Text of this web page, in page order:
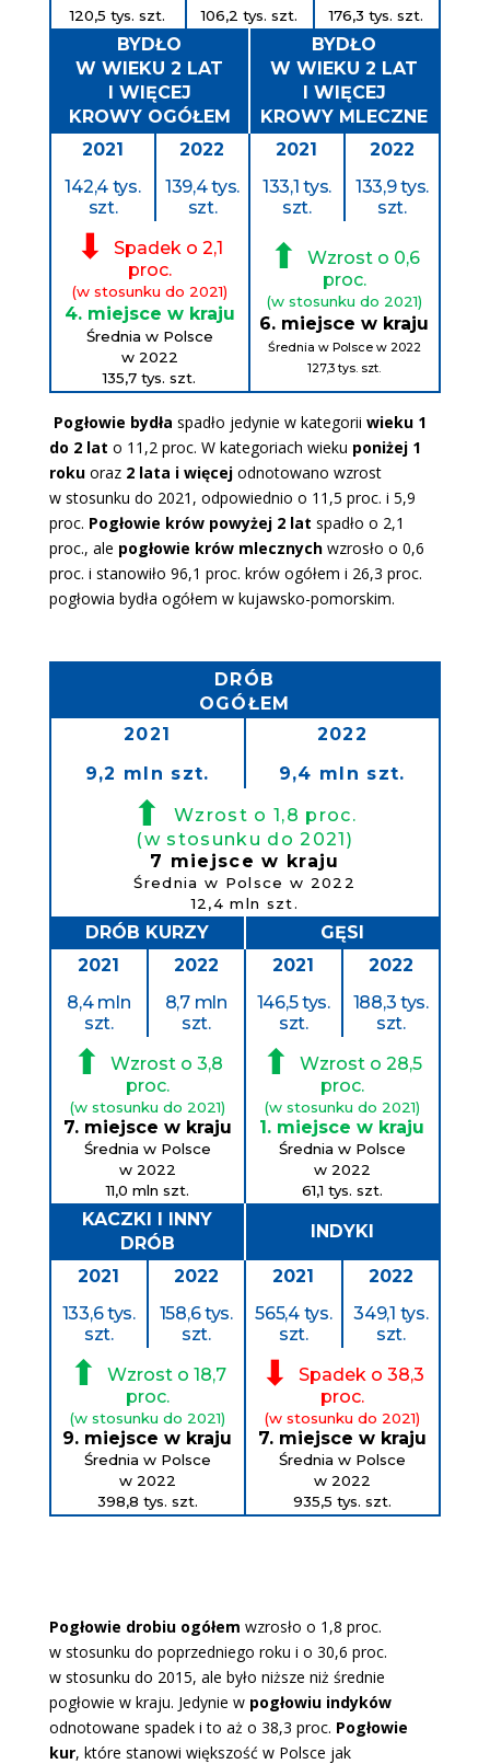
120,5 tys. szt.
106,2 tys. szt.
176,3 tys. szt.
BYDŁO
W WIEKU 2 LAT
I WIĘCEJ
KROWY OGÓŁEM
BYDŁO
W WIEKU 2 LAT
I WIĘCEJ
KROWY MLECZNE
2021
142,4 tys.
szt.
2022
139,4 tys.
szt.
2021
133,1 tys.
szt.
2022
133,9 tys.
szt.
⬇Spadek o 2,1
proc.
(w stosunku do 2021)
4. miejsce w kraju
Średnia w Polsce
w 2022
135,7 tys. szt.
⬆
Wzrost o 0,6
proc.
(w stosunku do 2021)
6. miejsce w kraju
Średnia w Polsce w 2022
127,3 tys. szt.
Pogłowie bydła spadło jedynie w kategorii wieku 1
do 2 lat o 11,2 proc. W kategoriach wieku poniżej 1
rokuoraz 2 lata i więcejodnotowano wzrost
w stosunku do 2021, odpowiednio o 11,5 proc. i 5,9
proc. Pogłowie krów powyżej 2 lat spadło o 2,1
proc., ale pogłowie krów mlecznychwzrosło o 0,6
proc. i stanowiło 96,1 proc. krów ogółem i 26,3 proc.
pogłowia bydła ogółem w kujawsko-pomorskim.
DRÓB
OGÓŁEM
2021
9,2 mln szt.
2022
9,4 mln szt.
⬆Wzrost o 1,8 proc.
(w stosunku do 2021)
7 miejsce w kraju
Średnia w Polsce w 2022
12,4 mln szt.
DRÓB KURZY
GĘSI
2021
8,4 mln
szt.
2022
8,7 mln
szt.
2021
146,5 tys.
szt.
2022
188,3 tys.
szt.
⬆
Wzrost o 3,8
proc.
(w stosunku do 2021)
7. miejsce w kraju
Średnia w Polsce
w 2022
11,0 mln szt.
⬆Wzrost o 28,5
proc.
(w stosunku do 2021)
1. miejsce w kraju
Średnia w Polsce
w 2022
61,1 tys. szt.
KACZKI I INNY
DRÓB
INDYKI
2021
133,6 tys.
szt.
2022
158,6 tys.
szt.
2021
565,4 tys.
szt.
2022
349,1 tys.
szt.
⬆
Wzrost o 18,7
proc.
(w stosunku do 2021)
9. miejsce w kraju
Średnia w Polsce
w 2022
398,8 tys. szt.
⬇
Spadek o 38,3
proc.
(w stosunku do 2021)
7. miejsce w kraju
Średnia w Polsce
w 2022
935,5 tys. szt.
Pogłowie drobiu ogółem wzrosło o 1,8 proc.
w stosunku do poprzedniego roku i o 30,6 proc.
w stosunku do 2015, ale było niższe niż średnie
pogłowie w kraju. Jedynie w pogłowiu indyków
odnotowane spadek i to aż o 38,3 proc. Pogłowie
kur, które stanowi większość w Polsce jak